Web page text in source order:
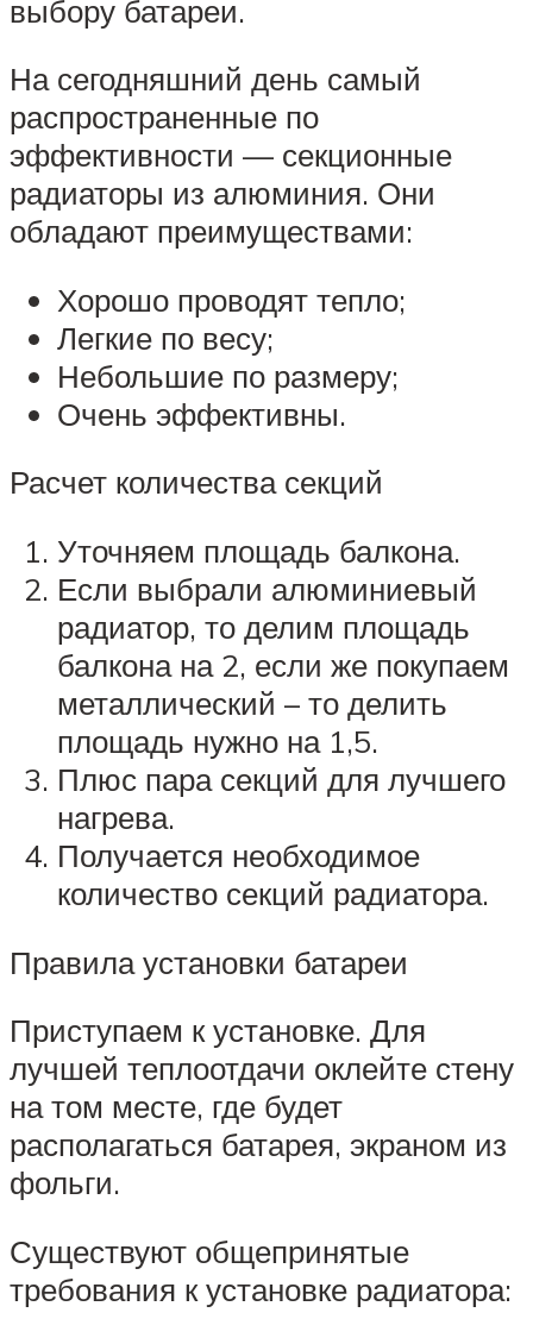
выбору батареи.
На сегодняшний день самый
распространенные по
эффективности — секционные
радиаторы из алюминия. Они
обладают преимуществами:
Хорошо проводят тепло;
Легкие по весу;
Небольшие по размеру;
Очень эффективны.
Расчет количества секций
Уточняем площадь балкона.
Если выбрали алюминиевый
радиатор, то делим площадь
балкона на 2, если же покупаем
металлический – то делить
площадь нужно на 1,5.
Плюс пара секций для лучшего
нагрева.
Получается необходимое
количество секций радиатора.
Правила установки батареи
Приступаем к установке. Для
лучшей теплоотдачи оклейте стену
на том месте, где будет
располагаться батарея, экраном из
фольги.
Существуют общепринятые
требования к установке радиатора: